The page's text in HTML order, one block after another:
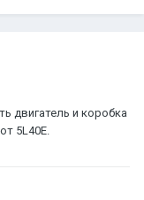
двигатель и коробка
5L40E.